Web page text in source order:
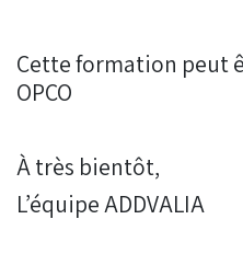
Cette formation peut
OPCO
À très bientôt,
L’équipe ADDVALIA